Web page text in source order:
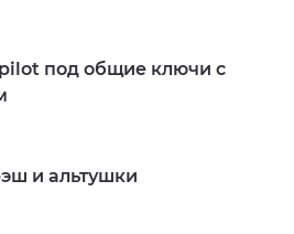
под общие ключи с
и альтушки